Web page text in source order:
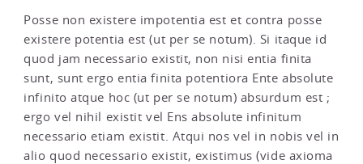
Posse non existere impotentia est et contra posse
existere potentia est (ut per se notum). Si itaque id
quod jam necessario existit, non nisi entia finita
sunt, sunt ergo entia finita potentiora Ente absolute
infinito atque hoc (ut per se notum) absurdum est ;
ergo vel nihil existit vel Ens absolute infinitum
necessario etiam existit. Atqui nos vel in nobis vel in
alio quod necessario existit, existimus (vide axioma